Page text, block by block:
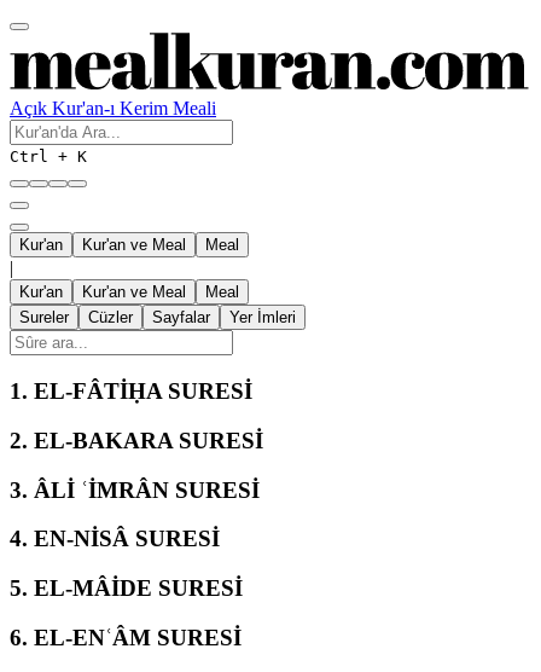
Açık Kur'an-ı Kerim Meali
Ctrl + K
Kur'an Kur'an ve Meal Meal
|
Kur'an Kur'an ve Meal
Meal
Sureler
Cüzler Sayfalar Yer İmleri
1. EL-FÂTİḤA SURESİ
2. EL-BAKARA SURESİ
3. ÂLİ ʿİMRÂN SURESİ
4. EN-NİSÂ SURESİ
5. EL-MÂİDE SURESİ
6. EL-ENʿÂM SURESİ